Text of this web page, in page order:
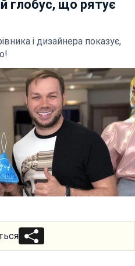
глобус, що рятує
і дизайнера показує,